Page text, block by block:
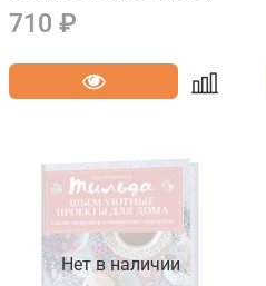
710 ₽
Нет в наличии